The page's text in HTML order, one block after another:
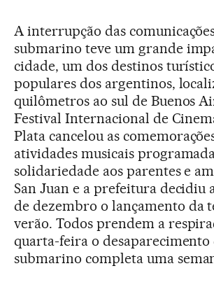
A interrupção das
submarino teve um grande
cidade, um dos destinos
populares dos argentinos,
quilômetros ao sul de Buenos
Festival Internacional de
Plata cancelou as
atividades musicais
solidariedade aos parentes e
San Juan e a prefeitura decidiu
de dezembro o lançamento da
verão. Todos prendem a
quarta-feira o desaparecimento
submarino completa uma